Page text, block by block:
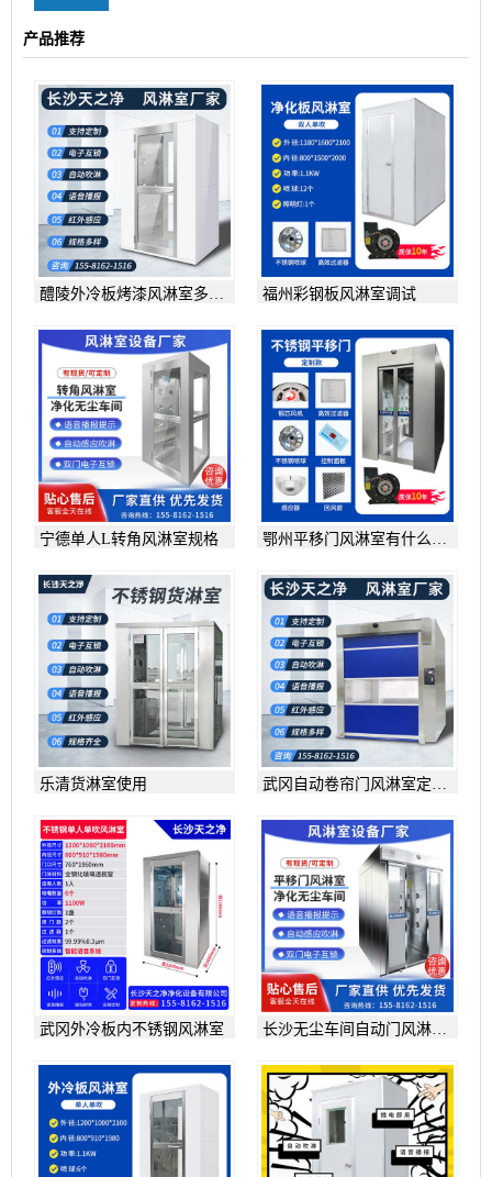
产品推荐
醴陵外冷板烤漆风淋室多少
福州彩钢板风淋室调试
宁德单人L转角风淋室规格
鄂州平移门风淋室有什么好
乐清货淋室使用
武冈自动卷帘门风淋室定制
武冈外冷板内不锈钢风淋室
长沙无尘车间自动门风淋室